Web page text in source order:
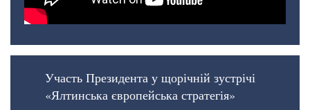
Участь Президента у щорічній зустрічі
«Ялтинська європейська стратегія»